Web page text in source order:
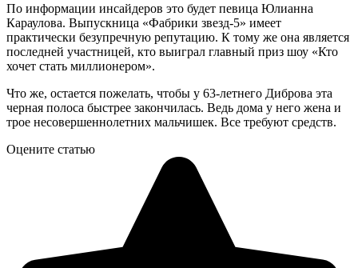
По информации инсайдеров это будет певица Юлианна
Караулова. Выпускница «Фабрики звезд-5» имеет
практически безупречную репутацию. К тому же она является
последней участницей, кто выиграл главный приз шоу «Кто
хочет стать миллионером».
Что же, остается пожелать, чтобы у 63-летнего Диброва эта
черная полоса быстрее закончилась. Ведь дома у него жена и
трое несовершеннолетних мальчишек. Все требуют средств.
Оцените статью